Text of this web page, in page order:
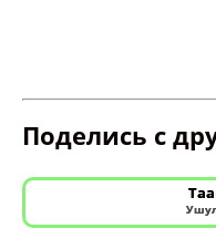
Поделись с